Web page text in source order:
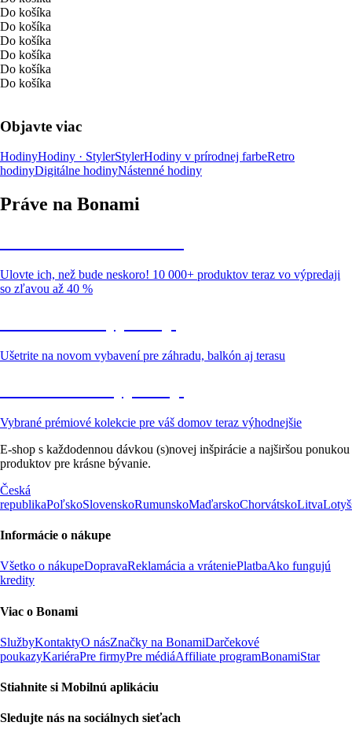
Do košíka
Do košíka
Do košíka
Do košíka
Do košíka
Do košíka
Objavte viac
HodinyHodiny · StylerStylerHodiny v prírodnej farbeRetro
hodinyDigitálne hodinyNástenné hodiny
Práve na Bonami
Ulovte ich, než bude neskoro! 10 000+ produktov teraz vo výpredaji
so zľavou až 40 %
Ušetrite na novom vybavení pre záhradu, balkón aj terasu
Vybrané prémiové kolekcie pre váš domov teraz výhodnejšie
E-shop s každodennou dávkou (s)novej inšpirácie a najširšou ponukou
produktov pre krásne bývanie.
Česká
republikaPoľskoSlovenskoRumunskoMaďarskoChorvátskoLitva
Informácie o nákupe
Všetko o nákupeDopravaReklamácia a vráteniePlatbaAko fungujú
kredity
Viac o Bonami
SlužbyKontaktyO násZnačky na BonamiDarčekové
poukazyKariéraPre firmyPre médiáAffiliate programBonamiStar
Stiahnite si Mobilnú aplikáciu
Sledujte nás na sociálnych sieťach